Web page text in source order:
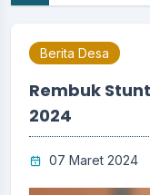
Berita Desa
Rembuk
2024
07 Maret 2024